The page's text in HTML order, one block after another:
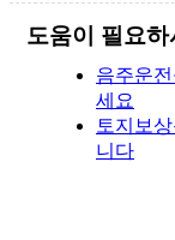
도움이 필요하
음주운
세요
토지보
니다